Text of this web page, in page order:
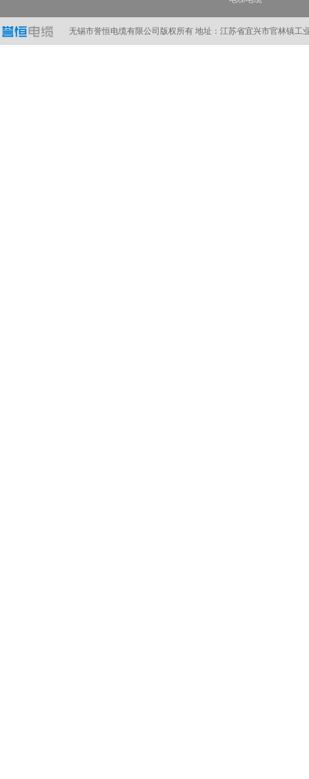
在线订购
无锡市誉恒电缆有限公司版权所有 地址：江苏省宜兴市官林镇